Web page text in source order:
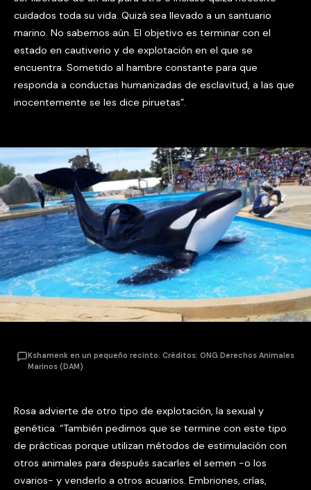
cuidados toda su vida. Quizá sea llevado a un santuario
marino. No sabemos aún. El objetivo es terminar con el
estado en cautiverio y de explotación en el que se
encuentra. Sometido al hambre constante para que
responda a conductas humanizadas de esclavitud, a las que
inocentemente se les dice piruetas”.
Kshamenk en un pequeño recinto. Créditos: ONG Derechos Animales
Marinos (DAM)
Rosa advierte de otro tipo de explotación, la sexual y
genética. “También pedimos que se termine con este tipo
de prácticas porque utilizan métodos de estimulación con
otros animales para después sacarles el semen -o los
ovarios- y venderlo a otros acuarios. Embriones, crías,